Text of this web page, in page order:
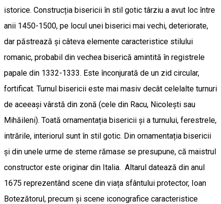
istorice. Construcția bisericii în stil gotic târziu a avut loc între
anii 1450-1500, pe locul unei biserici mai vechi, deteriorate,
dar păstrează și câteva elemente caracteristice stilului
romanic, probabil din vechea biserică amintită în registrele
papale din 1332-1333. Este înconjurată de un zid circular,
fortificat. Turnul bisericii este mai masiv decât celelalte turnuri
de aceeași vârstă din zonă (cele din Racu, Nicolești sau
Mihăileni). Toată ornamentația bisericii și a turnului, ferestrele,
intrările, interiorul sunt în stil gotic. Din ornamentația bisericii
și din unele urme de steme rămase se presupune, că maistrul
constructor este originar din Italia. Altarul datează din anul
1675 reprezentând scene din viața sfântului protector, Ioan
Botezătorul, precum și scene iconografice caracteristice